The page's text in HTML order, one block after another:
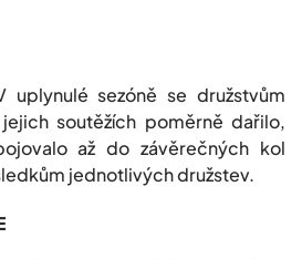
uplynulé sezóně se družstvům
soutěžích poměrně dařilo,
až do závěrečných kol
jednotlivých družstev.